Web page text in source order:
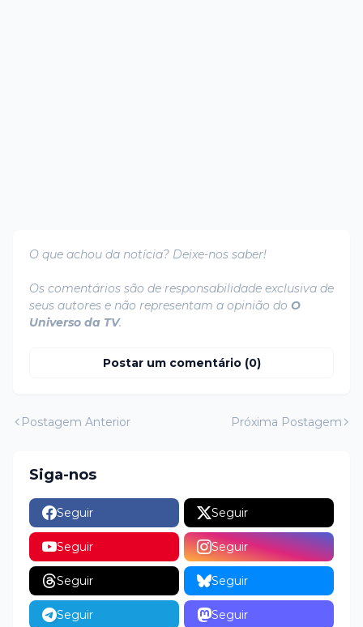
O que achou da notícia? Deixe-nos saber!
Os comentários são de responsabilidade exclusiva de
seus autores e não representam a opinião do O
Universo da TV.
Postar um comentário (0)
Postagem Anterior Próxima Postagem
Siga-nos
Seguir Seguir
Seguir Seguir
Seguir Seguir
Seguir Seguir